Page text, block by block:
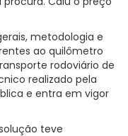
metodologia e
ao quilômetro
rodoviário de
realizado pela
e entra em vigor
teve